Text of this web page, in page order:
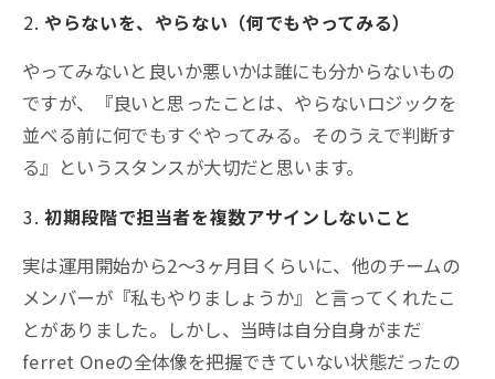
やらないを、やらない（何でもやってみる）
やってみないと良いか悪いかは誰にも分からないもの
ですが、『良いと思ったことは、やらないロジックを
並べる前に何でもすぐやってみる。そのうえで判断す
る』というスタンスが大切だと思います。
初期段階で担当者を複数アサインしないこと
実は運用開始から2～3ヶ月目くらいに、他のチームの
メンバーが『私もやりましょうか』と言ってくれたこ
とがありました。しかし、当時は自分自身がまだ
ferret Oneの全体像を把握できていない状態だったの